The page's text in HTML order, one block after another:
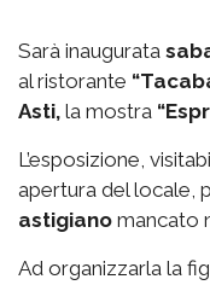
Sarà inaugurata
al ristorante
Asti, la mostra
L’esposizione,
apertura del locale,
astigiano mancato
Ad organizzarla la